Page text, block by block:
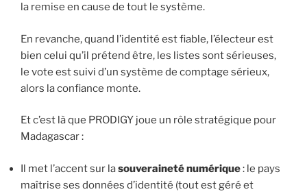
la remise en cause de tout le système.
En revanche, quand l’identité est fiable, l’électeur est
bien celui qu’il prétend être, les listes sont sérieuses,
le vote est suivi d’un système de comptage sérieux,
alors la confiance monte.
Et c’est là que PRODIGY joue un rôle stratégique pour
Madagascar :
Il met l’accent sur lasouveraineté numérique: le pays
maîtrise ses données d’identité (tout est géré et